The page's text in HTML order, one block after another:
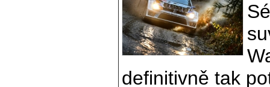
definitivně tak